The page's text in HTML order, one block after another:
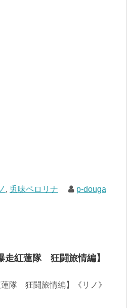
, 兎味ペロリナ p-douga
走紅蓮隊 狂闘旅情編】
隊 狂闘旅情編】《リノ》